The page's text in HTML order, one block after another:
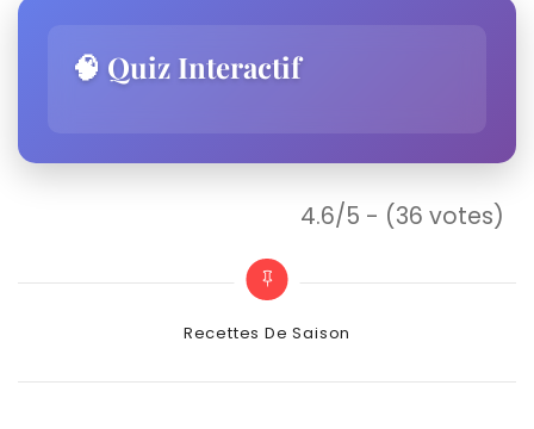
🧠 Quiz Interactif
4.6/5 - (36 votes)
Categories
Recettes De Saison